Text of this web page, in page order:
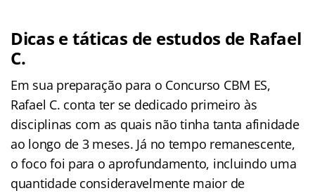
Dicas e táticas de estudos de Rafael
C.
Em sua preparação para o Concurso CBM ES,
Rafael C. conta ter se dedicado primeiro às
disciplinas com as quais não tinha tanta afinidade
ao longo de 3 meses. Já no tempo remanescente,
o foco foi para o aprofundamento, incluindo uma
quantidade consideravelmente maior de